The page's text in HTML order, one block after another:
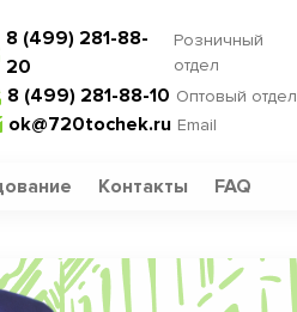
8 (499) 281-88-
20
Розничный
отдел
8 (499) 281-88-10 Оптовый отдел
ok@720tochek.ru Email
Контакты FAQ